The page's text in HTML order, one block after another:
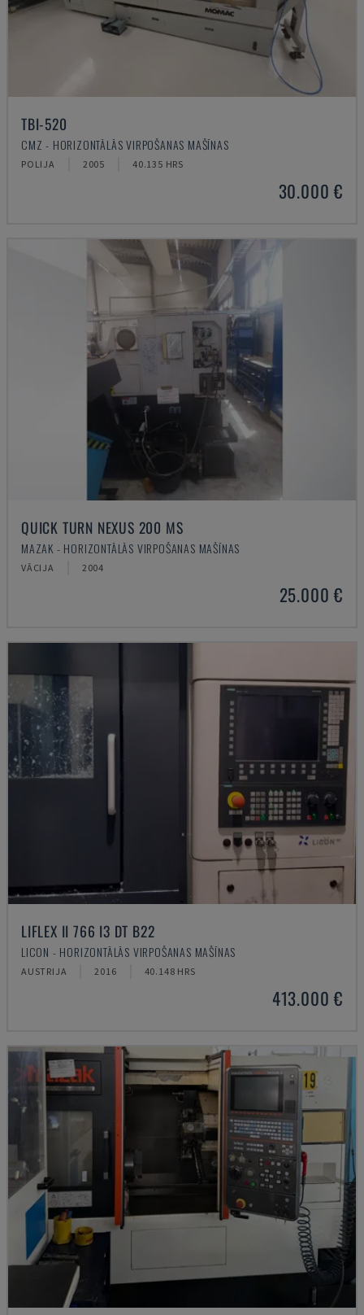
TBI-520
CMZ - HORIZONTĀLĀS VIRPOŠANAS MAŠĪNAS
POLIJA 2005 40.135 HRS
30.000 €
QUICK TURN NEXUS 200 MS
MAZAK - HORIZONTĀLĀS VIRPOŠANAS MAŠĪNAS
VĀCIJA 2004
25.000 €
LIFLEX II 766 I3 DT B22
LICON - HORIZONTĀLĀS VIRPOŠANAS MAŠĪNAS
AUSTRIJA 2016 40.148 HRS
413.000 €